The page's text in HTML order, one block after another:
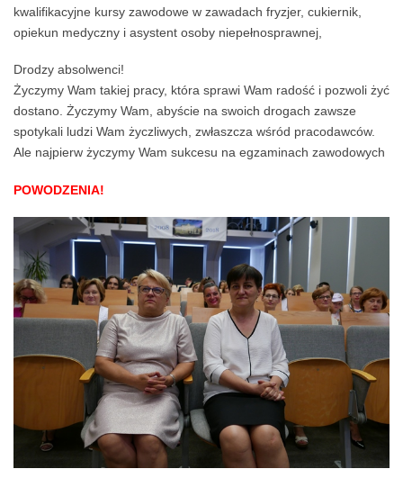
kwalifikacyjne kursy zawodowe w zawadach fryzjer, cukiernik,
opiekun medyczny i asystent osoby niepełnosprawnej,
Drodzy absolwenci!
Życzymy Wam takiej pracy, która sprawi Wam radość i pozwoli żyć
dostano. Życzymy Wam, abyście na swoich drogach zawsze
spotykali ludzi Wam życzliwych, zwłaszcza wśród pracodawców.
Ale najpierw życzymy Wam sukcesu na egzaminach zawodowych
POWODZENIA!